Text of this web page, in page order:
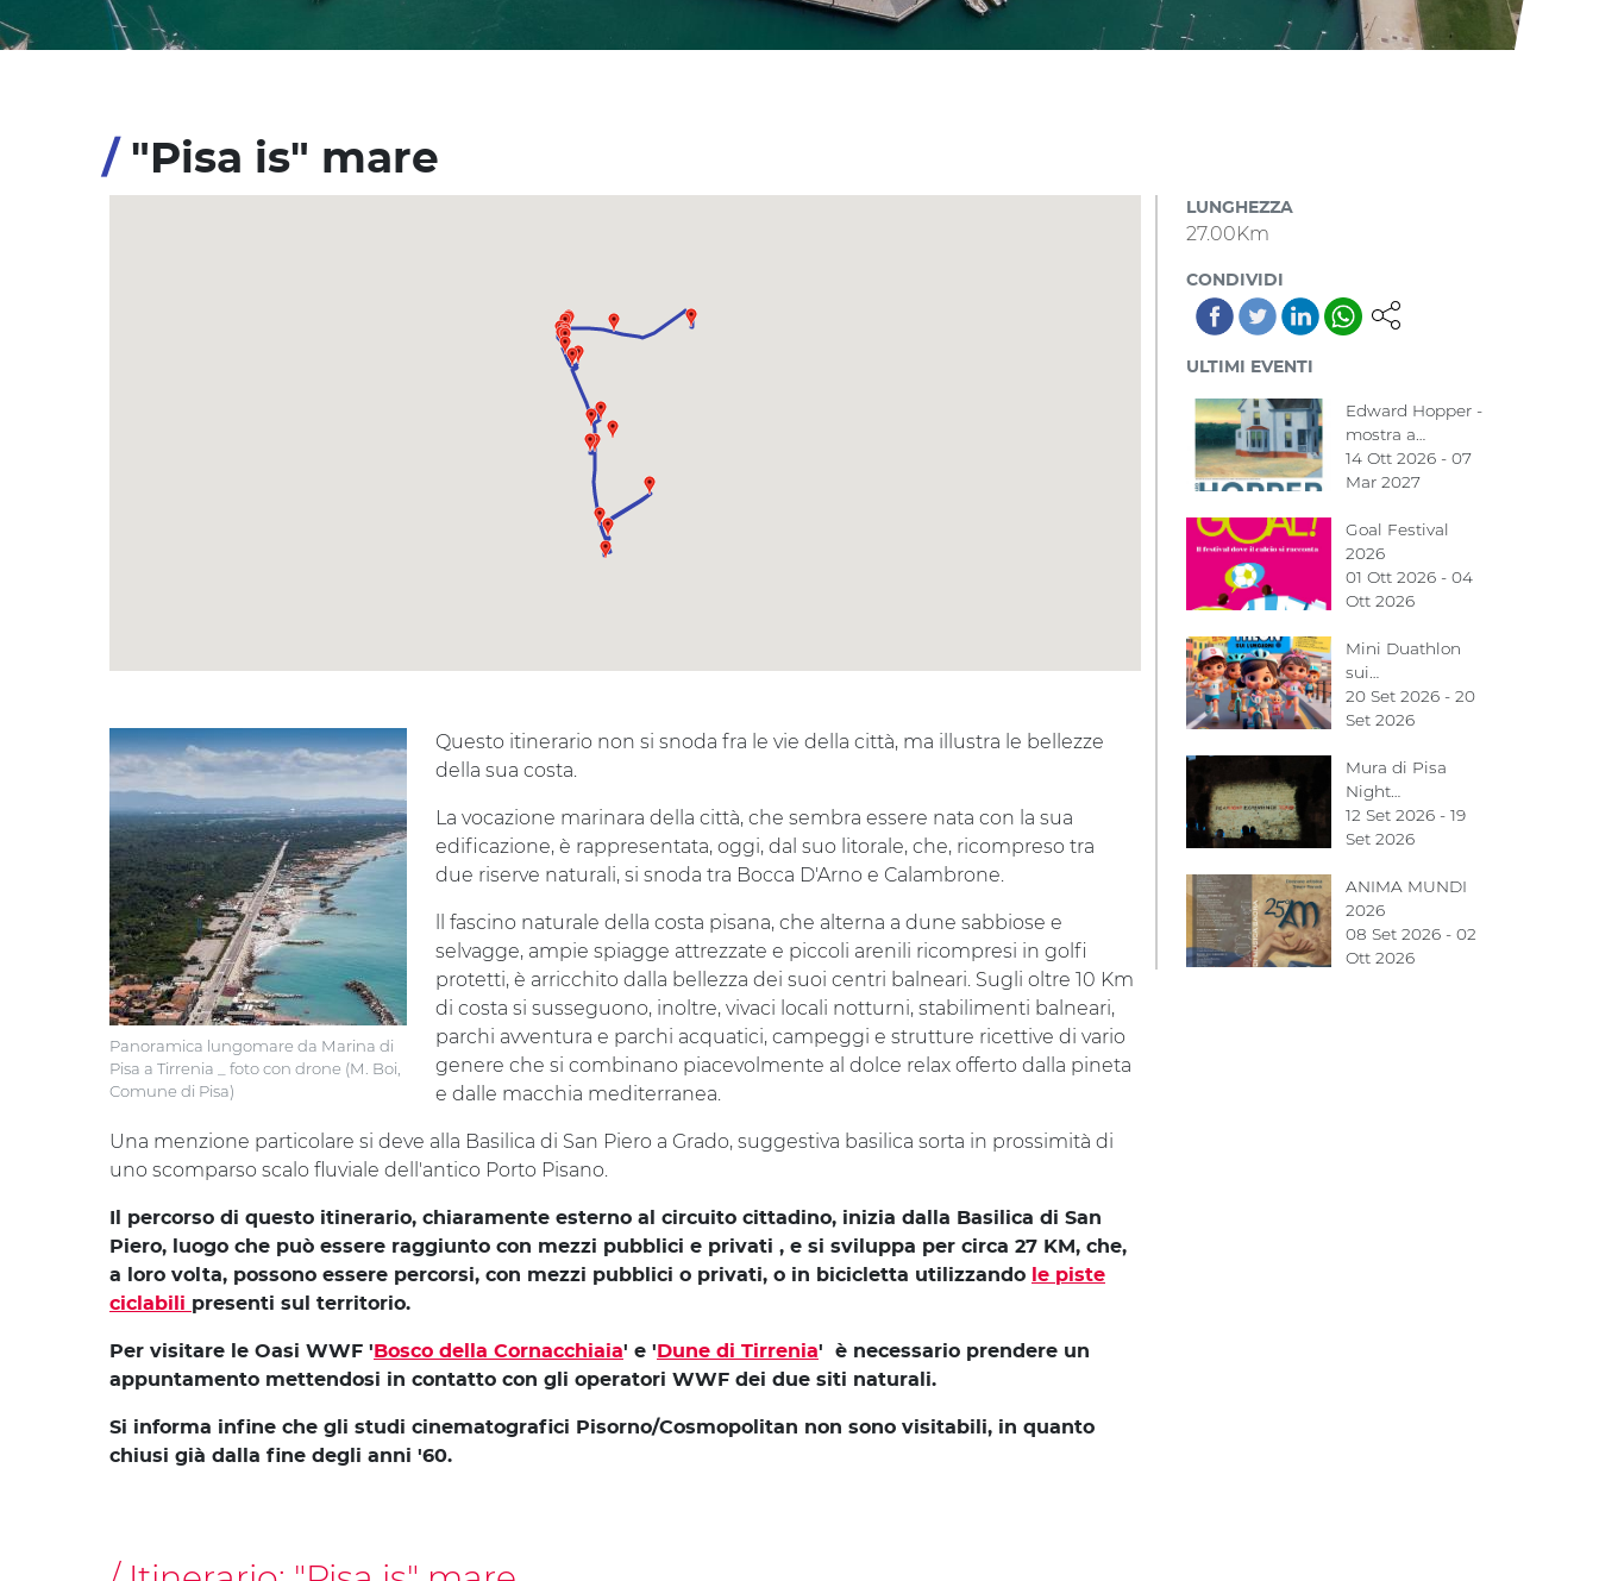
/ "Pisa is" mare
Panoramica lungomare da Marina di
Pisa a Tirrenia _ foto con drone (M. Boi,
Comune di Pisa)
Questo itinerario non si snoda fra le vie della città, ma illustra le bellezze
della sua costa.
La vocazione marinara della città, che sembra essere nata con la sua
edificazione, è rappresentata, oggi, dal suo litorale, che, ricompreso tra
due riserve naturali, si snoda tra Bocca D'Arno e Calambrone.
ll fascino naturale della costa pisana, che alterna a dune sabbiose e
selvagge, ampie spiagge attrezzate e piccoli arenili ricompresi in golfi
protetti, è arricchito dalla bellezza dei suoi centri balneari. Sugli oltre 10 Km
di costa si susseguono, inoltre, vivaci locali notturni, stabilimenti balneari,
parchi avventura e parchi acquatici, campeggi e strutture ricettive di vario
genere che si combinano piacevolmente al dolce relax offerto dalla pineta
e dalle macchia mediterranea.
Una menzione particolare si deve alla Basilica di San Piero a Grado, suggestiva basilica sorta in prossimità di
uno scomparso scalo fluviale dell'antico Porto Pisano.
Il percorso di questo itinerario, chiaramente esterno al circuito cittadino, inizia dalla Basilica di San
Piero, luogo che può essere raggiunto con mezzi pubblici e privati , e si sviluppa per circa 27 KM, che,
a loro volta, possono essere percorsi, con mezzi pubblici o privati, o in bicicletta utilizzando
le piste
ciclabili presenti sul territorio.
Per visitare le Oasi WWF ' Bosco della Cornacchiaia' e ' Dune di Tirrenia' è necessario prendere un
appuntamento mettendosi in contatto con gli operatori WWF dei due siti naturali.
Si informa infine che gli studi cinematografici Pisorno/Cosmopolitan non sono visitabili, in quanto
chiusi già dalla fine degli anni '60.
LUNGHEZZA
27.00Km
CONDIVIDI
ULTIMI EVENTI
Edward Hopper -
mostra a…
14 Ott 2026 - 07
Mar 2027
Goal Festival
2026
01 Ott 2026 - 04
Ott 2026
Mini Duathlon
sui…
20 Set 2026 - 20
Set 2026
Mura di Pisa
Night…
12 Set 2026 - 19
Set 2026
ANIMA MUNDI
2026
08 Set 2026 - 02
Ott 2026